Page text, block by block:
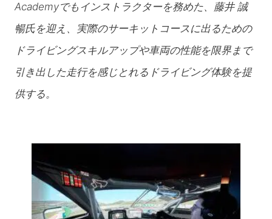
Academyでもインストラクターを務めた、藤井 誠
暢氏を迎え、実際のサーキットコースに出るための
ドライビングスキルアップや車両の性能を限界まで
引き出した⾛⾏を感じとれるドライビング体験を提
供する。